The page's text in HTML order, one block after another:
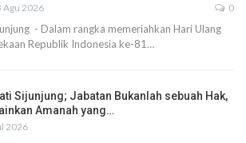
Agu 2026 0
- Dalam rangka memeriahkan Hari Ulang
Republik Indonesia ke-81…
Sijunjung; Jabatan Bukanlah sebuah Hak,
Amanah yang…
2026